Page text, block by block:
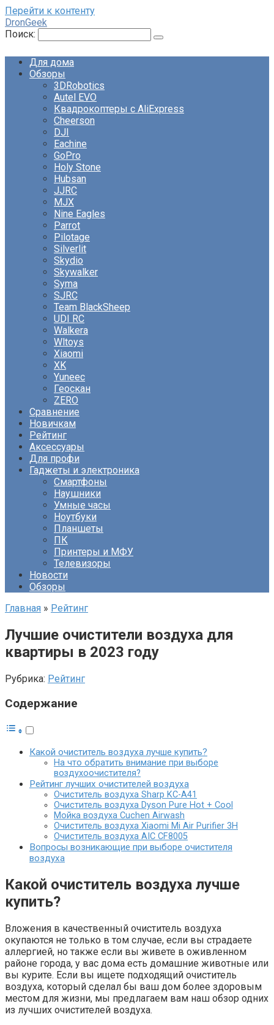
Перейти к контенту
DronGeek
Поиск:
Для дома
Обзоры
3DRobotics
Autel EVO
Квадрокоптеры с AliExpress
Cheerson
DJI
Eachine
GoPro
Holy Stone
Hubsan
JJRC
MJX
Nine Eagles
Parrot
Pilotage
Silverlit
Skydio
Skywalker
Syma
SJRC
Team BlackSheep
UDI RC
Walkera
Wltoys
Xiaomi
XK
Yuneec
Геоскан
ZERO
Сравнение
Новичкам
Рейтинг
Аксессуары
Для профи
Гаджеты и электроника
Смартфоны
Наушники
Умные часы
Ноутбуки
Планшеты
ПК
Принтеры и МФУ
Телевизоры
Новости
Обзоры
Главная » Рейтинг
Лучшие очистители воздуха для
квартиры в 2023 году
Рубрика: Рейтинг
Содержание
Какой очиститель воздуха лучше купить?
На что обратить внимание при выборе
воздухоочистителя?
Рейтинг лучших очистителей воздуха
Очиститель воздуха Sharp KC-A41
Очиститель воздуха Dyson Pure Hot + Cool
Мойка воздуха Cuchen Airwash
Очиститель воздуха Xiaomi Mi Air Purifier 3H
Очиститель воздуха AIC CF8005
Вопросы возникающие при выборе очистителя
воздуха
Какой очиститель воздуха лучше
купить?
Вложения в качественный очиститель воздуха
окупаются не только в том случае, если вы страдаете
аллергией, но также если вы живете в оживленном
районе города, у вас дома есть домашние животные или
вы курите. Если вы ищете подходящий очиститель
воздуха, который сделал бы ваш дом более здоровым
местом для жизни, мы предлагаем вам наш обзор одних
из лучших очистителей воздуха.